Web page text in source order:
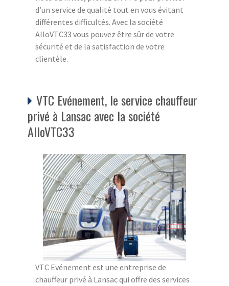
d’un service de qualité tout en vous évitant
différentes difficultés. Avec la société
AlloVTC33 vous pouvez être sûr de votre
sécurité et de la satisfaction de votre
clientèle.
VTC Evénement, le service chauffeur
privé à Lansac avec la société
AlloVTC33
VTC Evénement est une entreprise de
chauffeur privé à Lansac qui offre des services